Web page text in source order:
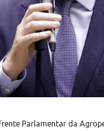
Parlamentar da